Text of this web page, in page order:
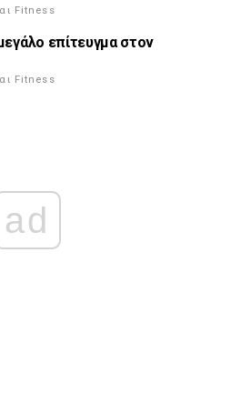
Fitness
επίτευγμα στον
Fitness
ad